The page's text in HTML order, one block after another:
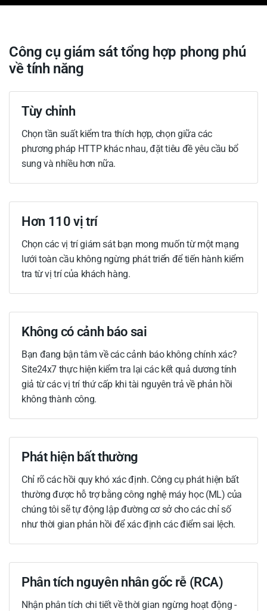
Công cụ giám sát tổng hợp phong phú
về tính năng
Tùy chỉnh
Chọn tần suất kiểm tra thích hợp, chọn giữa các
phương pháp HTTP khác nhau, đặt tiêu đề yêu cầu bổ
sung và nhiều hơn nữa.
Hơn 110 vị trí
Chọn các vị trí giám sát bạn mong muốn từ một mạng
lưới toàn cầu không ngừng phát triển để tiến hành kiểm
tra từ vị trí của khách hàng.
Không có cảnh báo sai
Bạn đang bận tâm về các cảnh báo không chính xác?
Site24x7 thực hiện kiểm tra lại các kết quả dương tính
giả từ các vị trí thứ cấp khi tài nguyên trả về phản hồi
không thành công.
Phát hiện bất thường
Chỉ rõ các hồi quy khó xác định. Công cụ phát hiện bất
thường được hỗ trợ bằng công nghệ máy học (ML) của
chúng tôi sẽ tự động lập đường cơ sở cho các chỉ số
như thời gian phản hồi để xác định các điểm sai lệch.
Phân tích nguyên nhân gốc rễ (RCA)
Nhận phân tích chi tiết về thời gian ngừng hoạt động -